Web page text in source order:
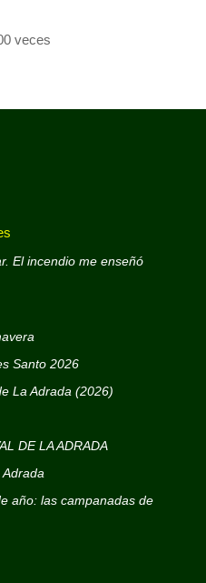
veces
El incendio me enseñó
Santo 2026
La Adrada (2026)
DE LA ADRADA
Adrada
año: las campanadas de